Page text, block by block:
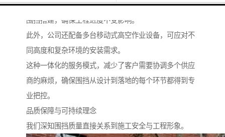
安装团队经验丰富，熟悉各类现场条件，能够快速完成
围挡搭建，确保工程进度不受影响。
此外，公司还配备多台移动式高空作业设备，可应对不
同高度和复杂环境的安装需求。
这种一体化的服务模式，减少了客户需要协调多个供应
商的麻烦，确保围挡从设计到落地的每个环节都得到专
业把控。
品质保障与可持续理念
我们深知围挡质量直接关系到施工安全与工程形象。